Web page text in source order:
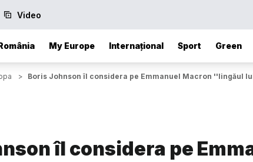
Video
My Europe Internațional Sport Green
> Boris Johnson îl considera pe Emmanuel Macron ''lingăul
îl considera pe